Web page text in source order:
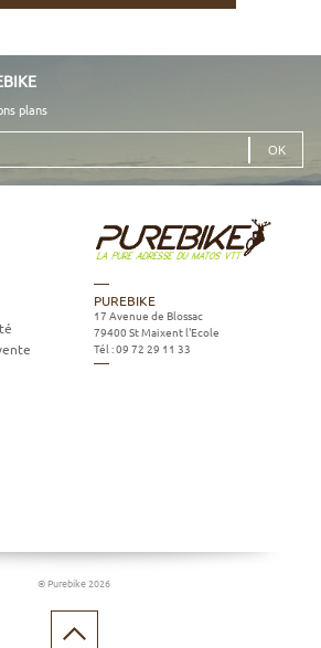
plans
PUREBIKE
17 Avenue de Blossac
79400 St Maixent l'Ecole
Tél :09 72 29 11 33
© Purebike 2026